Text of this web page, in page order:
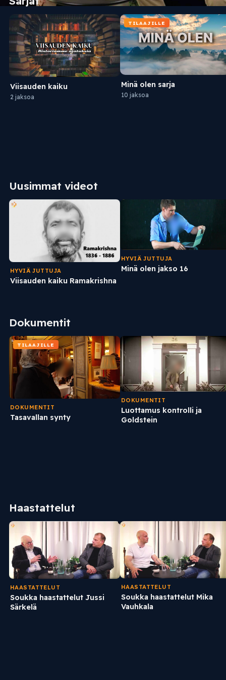
Viisauden kaiku
2 jaksoa
TILAAJILLE
Minä olen sarja
10 jaksoa
Uusimmat videot
HYVIÄ JUTTUJA
Viisauden kaiku Ramakrishna
HYVIÄ JUTTUJA
Minä olen jakso 16
Dokumentit
TILAAJILLE
DOKUMENTIT
Tasavallan synty
DOKUMENTIT
Luottamus kontrolli ja
Goldstein
Haastattelut
HAASTATTELUT
Soukka haastattelut Jussi
Särkelä
HAASTATTELUT
Soukka haastattelut Mika
Vauhkala